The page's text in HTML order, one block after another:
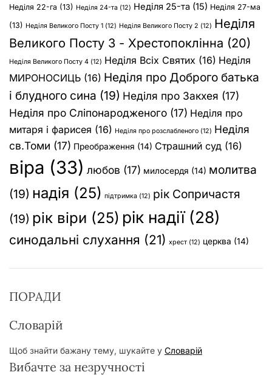
Неділя 22-га (13) Неділя 24-та (12) Неділя 25-та (15) Неділя 27-ма
(13) Неділя Великого Посту 1 (12) Неділя Великого Посту 2 (12) Неділя
Великого Посту 3 - Хрестопоклінна (20)
Неділя Великого Посту 4 (12) Неділя Всіх Святих (16) Неділя
МИРОНОСИЦЬ (16) Неділя про Доброго батька
і блудного сина (19) Неділя про Закхея (17)
Неділя про Сліпонародженого (17) Неділя про
митаря і фарисея (16) Неділя про розслабленого (12) Неділя
св.Томи (17) Преображення (14) Страшний суд (16)
віра (33) любов (17) милосердя (14) молитва
(19) надія (25) підтримка (12) рік Сопричастя
(19) рік віри (25) рік надії(28)
синодальні слухання (21) хрест (12) церква (14)
ПОРАДИ
Словарій
Щоб знайти бажану тему, шукайте у Словарій
Вибачте за незручності